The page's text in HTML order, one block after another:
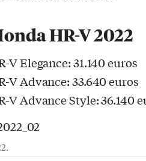
HR-V 2022
V Elegance: 31.140 euros
V Advance: 33.640 euros
V Advance Style: 36.140